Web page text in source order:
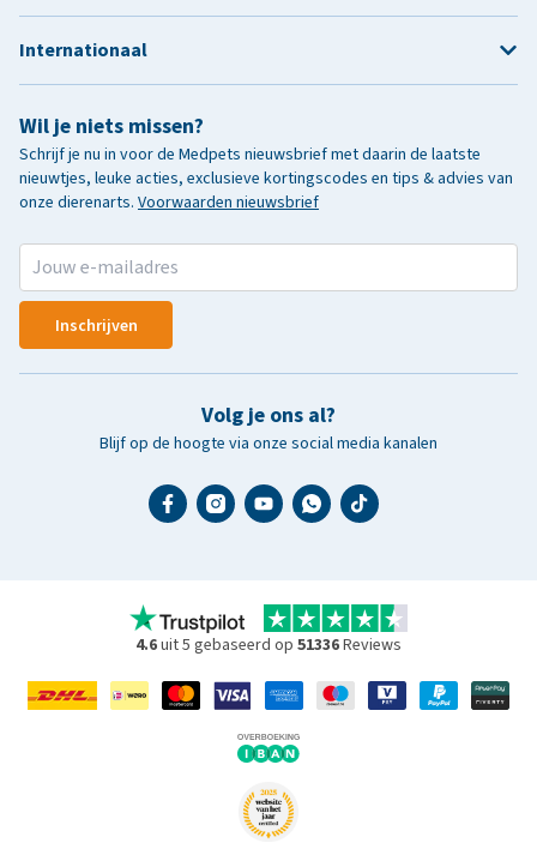
Wil je niets missen?
Schrijf je nu in voor de Medpets nieuwsbrief met daarin de laatste
nieuwtjes, leuke acties, exclusieve kortingscodes en tips & advies van
onze dierenarts. Voorwaarden nieuwsbrief
Inschrijven
Volg je ons al?
Blijf op de hoogte via onze social media kanalen
Internationaal
4.6uit 5 gebaseerd op 51336Reviews